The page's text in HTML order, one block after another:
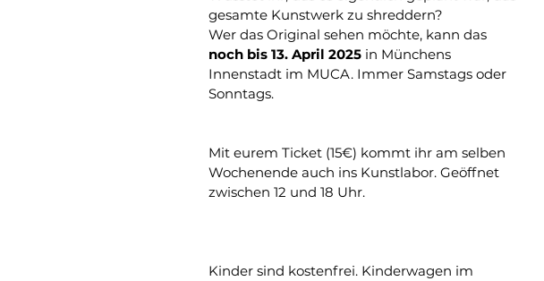
gesamte Kunstwerk zu shreddern?
Wer das Original sehen möchte, kann das
noch bis 13. April 2025 in Münchens
Innenstadt im MUCA. Immer Samstags oder
Sonntags.
Mit eurem Ticket (15€) kommt ihr am selben
Wochenende auch ins Kunstlabor. Geöffnet
zwischen 12 und 18 Uhr.
Kinder sind kostenfrei. Kinderwagen im